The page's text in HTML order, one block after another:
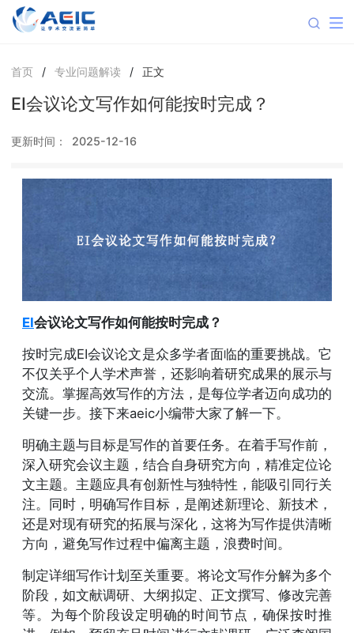
首页 / 专业问题解读 / 正文
EI会议论文写作如何能按时完成？
更新时间： 2025-12-16
EI会议论文写作如何能按时完成？
按时完成EI会议论文是众多学者面临的重要挑战。它
不仅关乎个人学术声誉，还影响着研究成果的展示与
交流。掌握高效写作的方法，是每位学者迈向成功的
关键一步。接下来aeic小编带大家了解一下。
明确主题与目标是写作的首要任务。在着手写作前，
深入研究会议主题，结合自身研究方向，精准定位论
文主题。主题应具有创新性与独特性，能吸引同行关
注。同时，明确写作目标，是阐述新理论、新技术，
还是对现有研究的拓展与深化，这将为写作提供清晰
方向，避免写作过程中偏离主题，浪费时间。
制定详细写作计划至关重要。将论文写作分解为多个
阶段，如文献调研、大纲拟定、正文撰写、修改完善
等。为每个阶段设定明确的时间节点，确保按时推